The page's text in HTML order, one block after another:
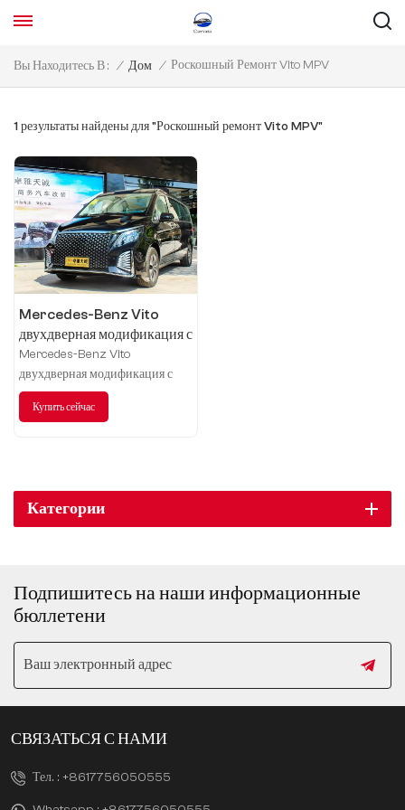
Вы Находитесь В : / Дом / Роскошный Ремонт Vito MPV
1 результаты найдены для "Роскошный ремонт Vito MPV"
Mercedes-Benz Vito
двухдверная модификация с
высоким верхом
Mercedes-Benz Vito
двухдверная модификация с
высоким верхом, почетный
выбор, ведущий новую
Купить сейчас
Категории
Подпишитесь на наши информационные
бюллетени
СВЯЗАТЬСЯ С НАМИ
Тел. : +8617756050555